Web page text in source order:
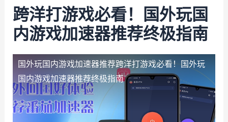
跨洋打游戏必看！国外玩国
内游戏加速器推荐终极指南
国外玩国内游戏加速器推荐跨洋打游戏必看！国外玩
国内游戏加速器推荐终极指南